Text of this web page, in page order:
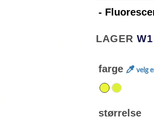
-
LAGER W1
farge velg
størrelse